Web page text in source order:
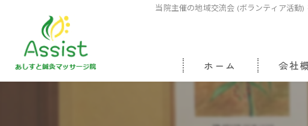
当院主催の地域交流会 (ボランティア活
ホーム 会社